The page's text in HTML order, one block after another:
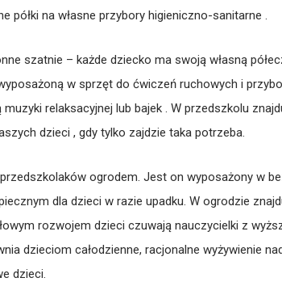
półki na własne przybory higieniczno-sanitarne .
szatnie – każde dziecko ma swoją własną
w sprzęt do ćwiczeń ruchowych i
relaksacyjnej lub bajek . W przedszkolu
dzieci , gdy tylko zajdzie taka potrzeba.
ogrodem. Jest on wyposażony w
dla dzieci w razie upadku. W ogrodzie
rozwojem dzieci czuwają nauczycielki z
dzieciom całodzienne, racjonalne wyżywienie
dzieci.